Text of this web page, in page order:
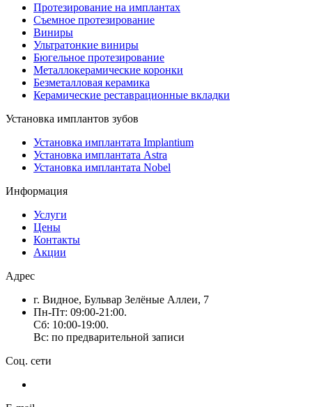
Протезирование на имплантах
Съемное протезирование
Виниры
Ультратонкие виниры
Бюгельное протезирование
Металлокерамические коронки
Безметалловая керамика
Керамические реставрационные вкладки
Установка имплантов зубов
Установка имплантата Implantium
Установка имплантата Astra
Установка имплантата Nobel
Информация
Услуги
Цены
Контакты
Акции
Адрес
г. Видное, Бульвар Зелёные Аллеи, 7
Пн-Пт: 09:00-21:00.
Сб: 10:00-19:00.
Вс: по предварительной записи
Соц. сети